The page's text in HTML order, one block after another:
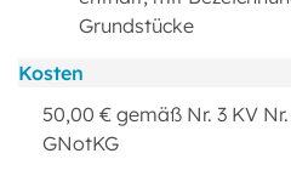
Grundstücke
Kosten
50,00 € gemäß Nr. 3 KV
GNotKG